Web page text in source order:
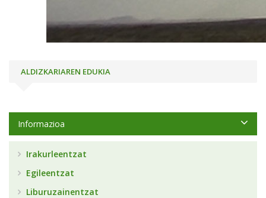
ALDIZKARIAREN EDUKIA
Informazioa
Irakurleentzat
Egileentzat
Liburuzainentzat